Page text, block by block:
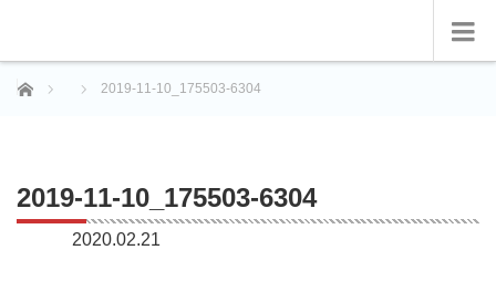
ホーム 2019-11-10_175503-6304
2019-11-10_175503-6304
2020.02.21